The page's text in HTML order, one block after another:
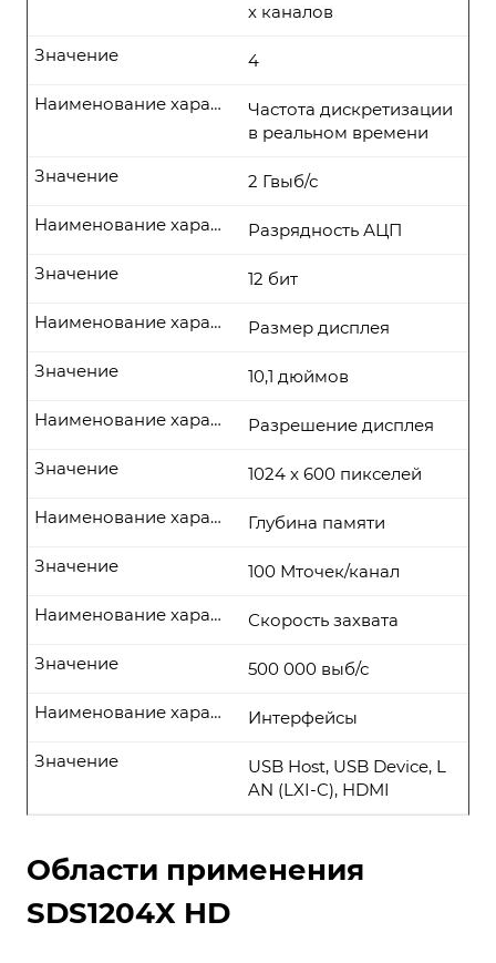
х каналов
4
Значение
Частота дискретизации
в реальном времени
Наименование характеристики
2 Гвыб/с
Значение
Разрядность АЦП
Наименование характеристики
12 бит
Значение
Размер дисплея
Наименование характеристики
10,1 дюймов
Значение
Разрешение дисплея
Наименование характеристики
1024 x 600 пикселей
Значение
Глубина памяти
Наименование характеристики
100 Мточек/канал
Значение
Скорость захвата
Наименование характеристики
500 000 выб/с
Значение
Интерфейсы
Наименование характеристики
USB Host, USB Device, L
AN (LXI-C), HDMI
Значение
Области применения
SDS1204X HD